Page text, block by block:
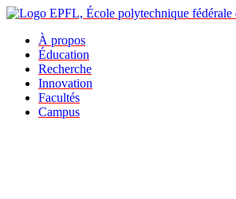
À propos
Éducation
Recherche
Innovation
Facultés
Campus